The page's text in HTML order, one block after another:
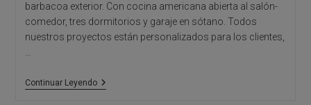
barbacoa exterior. Con cocina americana abierta al salón-
comedor, tres dormitorios y garaje en sótano. Todos
nuestros proyectos están personalizados para los clientes,
Continuar LeyendoVilla